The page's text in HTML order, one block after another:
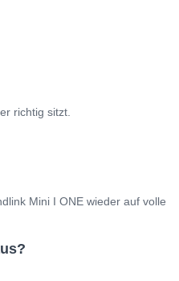
richtig sitzt.
Mini I ONE wieder auf volle